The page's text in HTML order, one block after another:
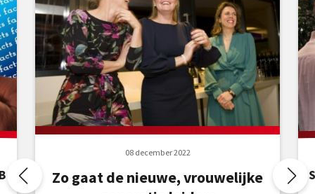
08 december 2022
Zo gaat de nieuwe, vrouwelijke